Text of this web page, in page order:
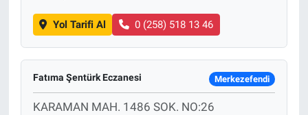
Yol Tarifi Al 0 (258) 518 13 46
Fatıma Şentürk Eczanesi Merkezefendi
KARAMAN MAH. 1486 SOK. NO:26